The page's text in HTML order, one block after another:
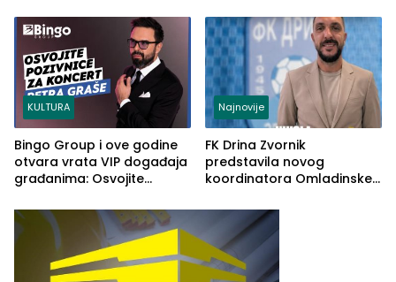
rješenje
KULTURA
Bingo Group i ove godine
otvara vrata VIP događaja
građanima: Osvojite
Graše
Najnovije
FK Drina Zvornik
predstavila novog
koordinatora Omladinske